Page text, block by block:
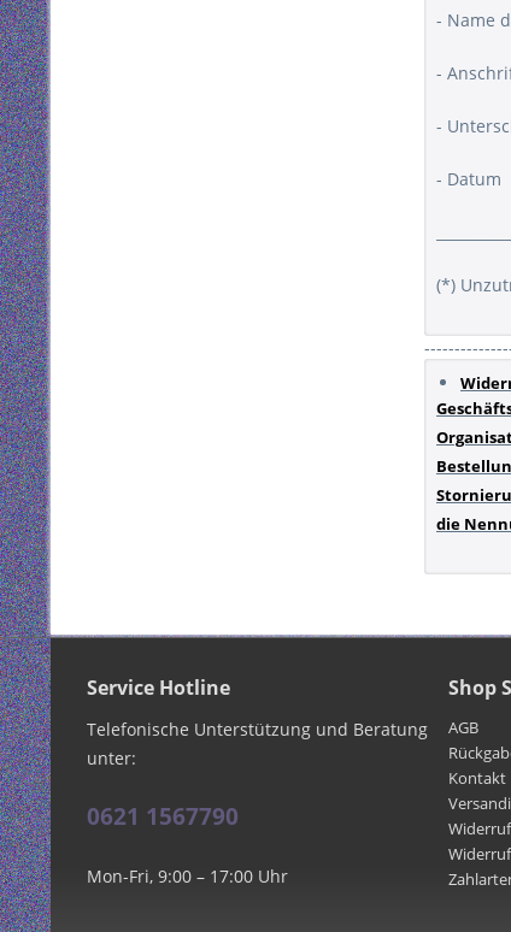
- Name
-
-
- Datum
(*)
die
Service Hotline
Telefonische Unterstützung und Beratung
unter:
0621 1567790
Mon-Fri, 9:00 – 17:00 Uhr
Shop
AGB
Kontakt